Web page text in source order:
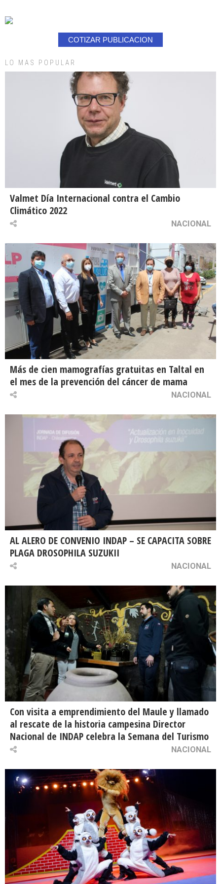
COTIZAR PUBLICACION
LO MAS POPULAR
Valmet Día Internacional contra el Cambio
Climático 2022
NACIONAL
Más de cien mamografías gratuitas en Taltal en
el mes de la prevención del cáncer de mama
NACIONAL
AL ALERO DE CONVENIO INDAP – SE CAPACITA SOBRE
PLAGA DROSOPHILA SUZUKII
NACIONAL
Con visita a emprendimiento del Maule y llamado
al rescate de la historia campesina Director
Nacional de INDAP celebra la Semana del Turismo
NACIONAL